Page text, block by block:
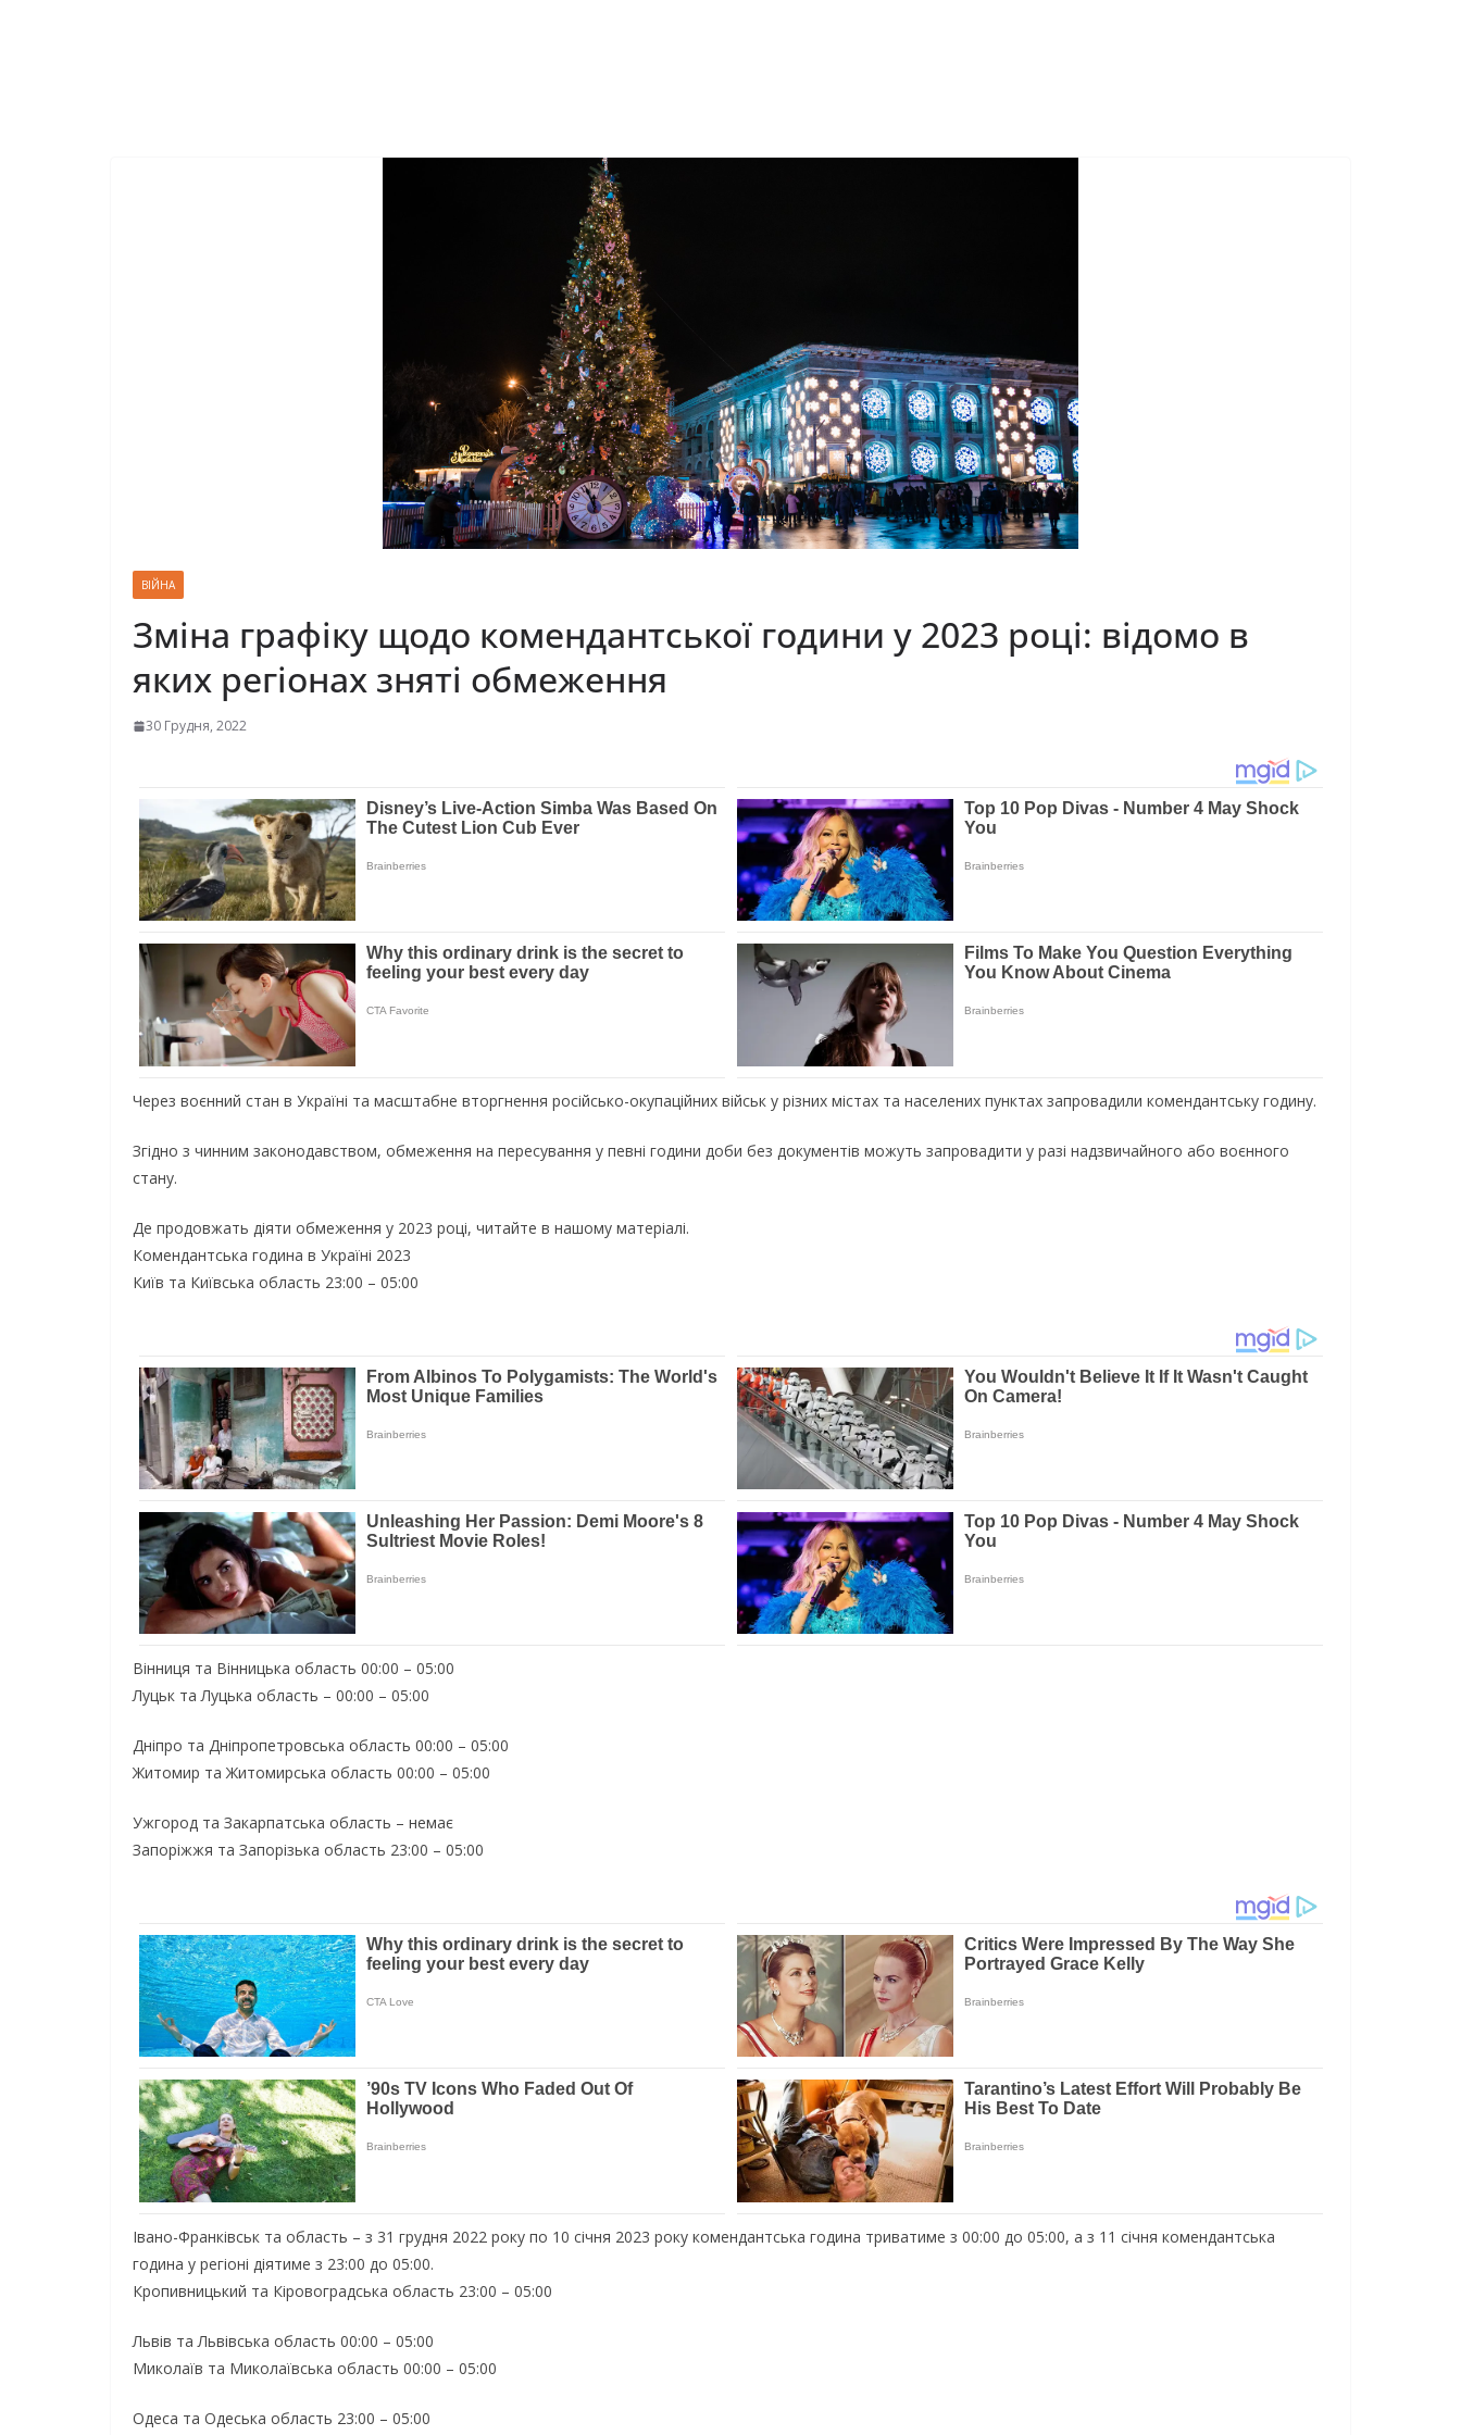
ВІЙНА
Зміна графіку щодо комендантської години у 2023 році: відомо в
яких регіонах зняті обмеження
30 Грудня, 2022
Через воєнний стан в Україні та масштабне вторгнення російсько-окупаційних військ у різних містах та населених пунктах запровадили комендантську годину.
Згідно з чинним законодавством, обмеження на пересування у певні години доби без документів можуть запровадити у разі надзвичайного або воєнного
стану.
Де продовжать діяти обмеження у 2023 році, читайте в нашому матеріалі.
Комендантська година в Україні 2023
Київ та Київська область 23:00 – 05:00
Вінниця та Вінницька область 00:00 – 05:00
Луцьк та Луцька область – 00:00 – 05:00
Дніпро та Дніпропетровська область 00:00 – 05:00
Житомир та Житомирська область 00:00 – 05:00
Ужгород та Закарпатська область – немає
Запоріжжя та Запорізька область 23:00 – 05:00
Івано-Франківськ та область – з 31 грудня 2022 року по 10 січня 2023 року комендантська година триватиме з 00:00 до 05:00, а з 11 січня комендантська
година у регіоні діятиме з 23:00 до 05:00.
Кропивницький та Кіровоградська область 23:00 – 05:00
Львів та Львівська область 00:00 – 05:00
Миколаїв та Миколаївська область 00:00 – 05:00
Одеса та Одеська область 23:00 – 05:00